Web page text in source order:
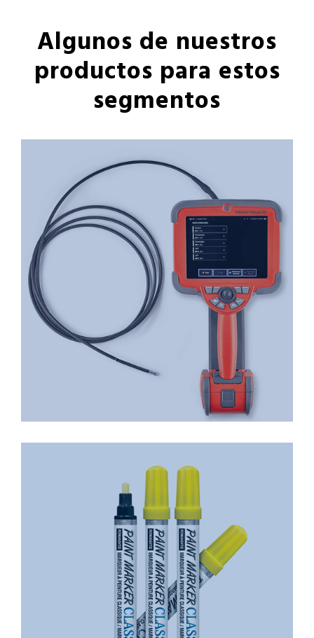
Algunos de nuestros
productos para estos
segmentos